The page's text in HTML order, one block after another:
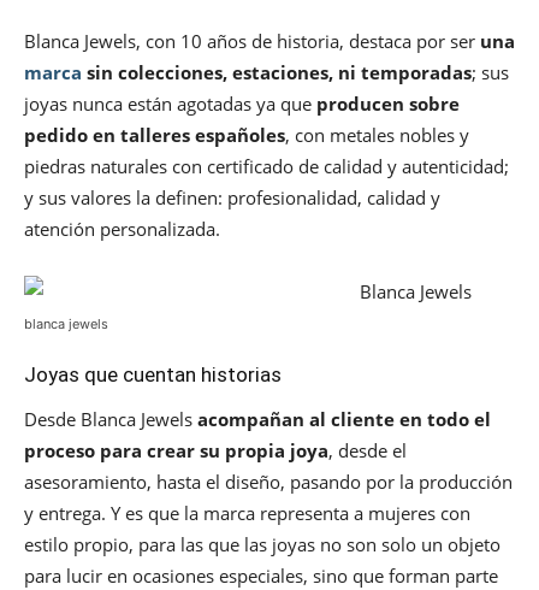
Blanca Jewels, con 10 años de historia, destaca por ser una
marca sin colecciones, estaciones, ni temporadas; sus
joyas nunca están agotadas ya que producen sobre
pedido en talleres españoles, con metales nobles y
piedras naturales con certificado de calidad y autenticidad;
y sus valores la definen: profesionalidad, calidad y
atención personalizada.
blanca jewels
Joyas que cuentan historias
Desde Blanca Jewels acompañan al cliente en todo el
proceso para crear su propia joya, desde el
asesoramiento, hasta el diseño, pasando por la producción
y entrega. Y es que la marca representa a mujeres con
estilo propio, para las que las joyas no son solo un objeto
para lucir en ocasiones especiales, sino que forman parte